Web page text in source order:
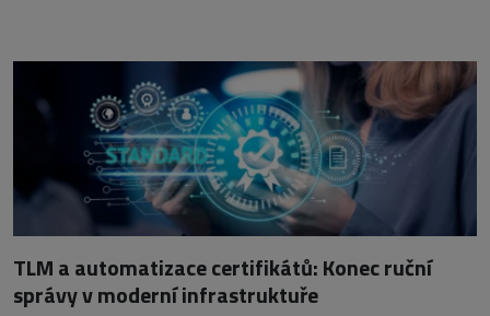
TLM a automatizace certifikátů: Konec ruční
správy v moderní infrastruktuře